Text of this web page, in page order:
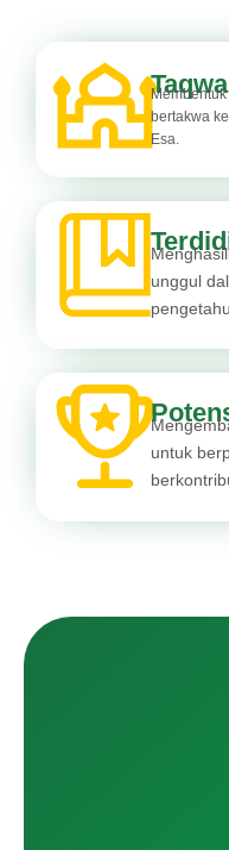
Taqwa
bertakwa
Esa.
unggul
untuk